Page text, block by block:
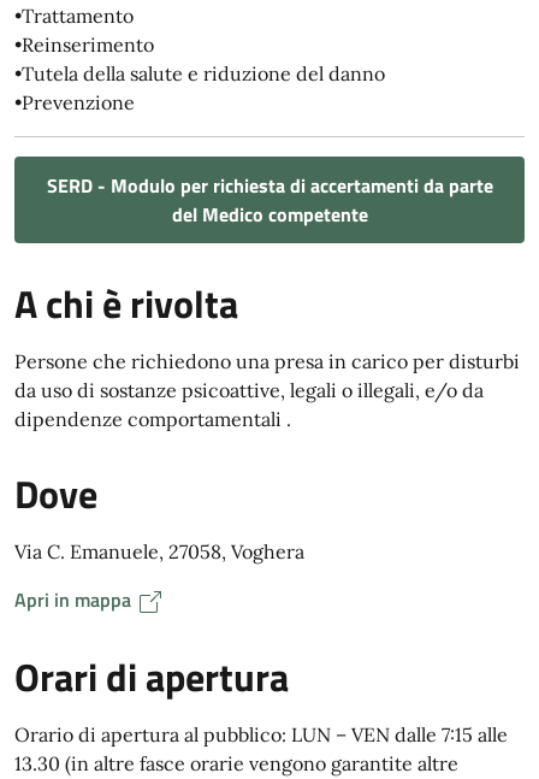
•Trattamento
•Reinserimento
•Tutela della salute e riduzione del danno
•Prevenzione
SERD - Modulo per richiesta di accertamenti da parte
del Medico competente
A chi è rivolta
Persone che richiedono una presa in carico per disturbi
da uso di sostanze psicoattive, legali o illegali, e/o da
dipendenze comportamentali .
Dove
Via C. Emanuele, 27058, Voghera
Apri in mappa
Orari di apertura
Orario di apertura al pubblico: LUN – VEN dalle 7:15 alle
13.30 (in altre fasce orarie vengono garantite altre